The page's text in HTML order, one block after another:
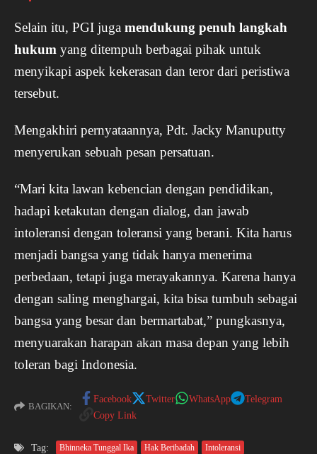
Selain itu, PGI juga mendukung penuh langkah
hukum yang ditempuh berbagai pihak untuk
menyikapi aspek kekerasan dan teror dari peristiwa
tersebut.
Mengakhiri pernyataannya, Pdt. Jacky Manuputty
menyerukan sebuah pesan persatuan.
“Mari kita lawan kebencian dengan pendidikan,
hadapi ketakutan dengan dialog, dan jawab
intoleransi dengan toleransi yang berani. Kita harus
menjadi bangsa yang tidak hanya menerima
perbedaan, tetapi juga merayakannya. Karena hanya
dengan saling menghargai, kita bisa tumbuh sebagai
bangsa yang besar dan bermartabat,” pungkasnya,
menyuarakan harapan akan masa depan yang lebih
toleran bagi Indonesia.
BAGIKAN:
Facebook Twitter WhatsApp
Telegram
Copy Link
Tag: Bhinneka Tunggal Ika Hak Beribadah
Intoleransi